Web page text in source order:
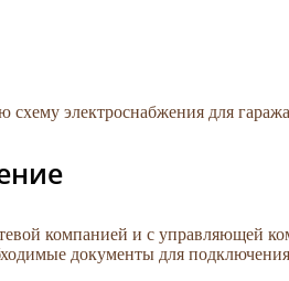
электроснабжения для
компанией и с управляющей
документы для подключения